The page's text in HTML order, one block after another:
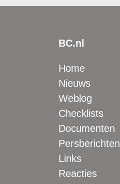
BC.nl
Home
Nieuws
Weblog
Checklists
Documenten
Persberichten
Links
Reacties